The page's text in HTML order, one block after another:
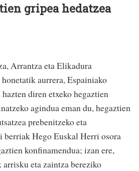
gripea hedatzea
Arrantza eta Elikadura
aurrera, Espainiako
diren etxeko hegaztien
agindua eman du, hegaztien
prebenitzeko eta
berriak Hego Euskal Herri osora
konfinamendua; izan ere,
arrisku eta zaintza bereziko